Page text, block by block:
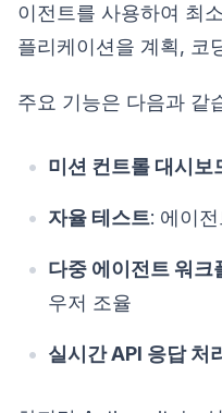
이전트를 사용하여 최
플리케이션을 계획, 코
주요 기능은 다음과 같
미션 컨트롤 대시보
자율 테스트: 에이
다중 에이전트 워크
우저 조율
실시간 API 응답 처